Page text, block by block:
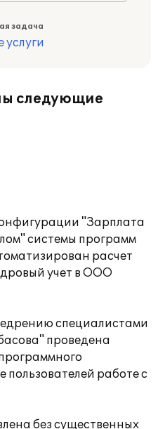
задача
следующие
"Зарплата
системы программ
расчет
учет в ООО
специалистами
проведена
пользователей работе с
без существенных